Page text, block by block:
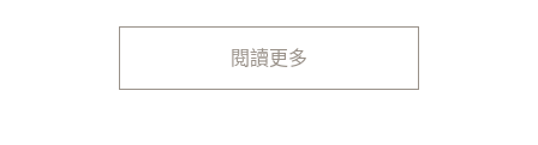
閱讀更多